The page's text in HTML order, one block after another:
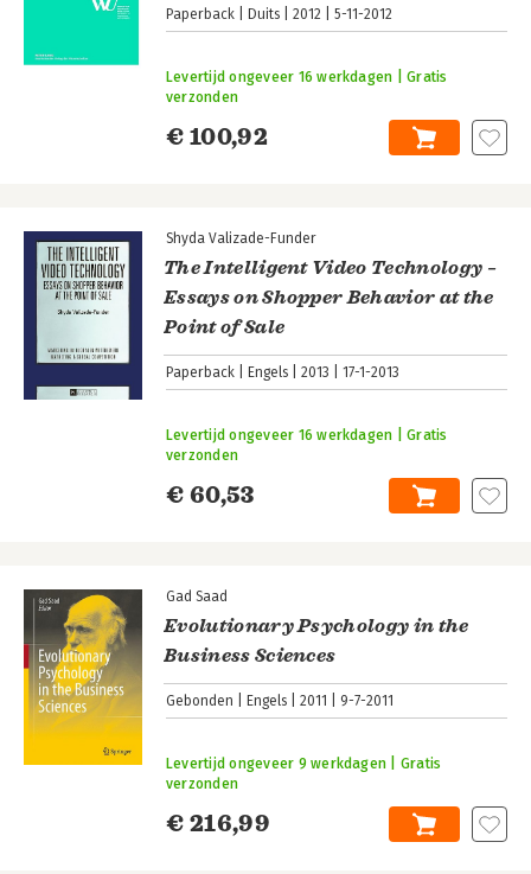
Paperback Duits 2012 5-11-2012
€ 100,92
Levertijd ongeveer 16 werkdagen | Gratis
verzonden
Shyda Valizade-Funder
The Intelligent Video Technology –
Essays on Shopper Behavior at the
Point of Sale
Paperback Engels 2013 17-1-2013
€ 60,53
Levertijd ongeveer 16 werkdagen | Gratis
verzonden
Gad Saad
Evolutionary Psychology in the
Business Sciences
Gebonden Engels 2011 9-7-2011
€ 216,99
Levertijd ongeveer 9 werkdagen | Gratis
verzonden